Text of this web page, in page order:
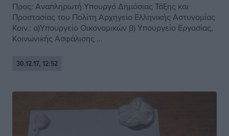
Προς: Αναπληρωτή Υπουργό Δημόσιας Τάξης και
Προστασίας του Πολίτη Αρχηγείο Ελληνικής Αστυνομίας
Κοιν.: α)Υπουργείο Οικονομικών β) Υπουργείο Εργασίας,
Κοινωνικής Ασφάλισης ...
30.12.17, 12:52